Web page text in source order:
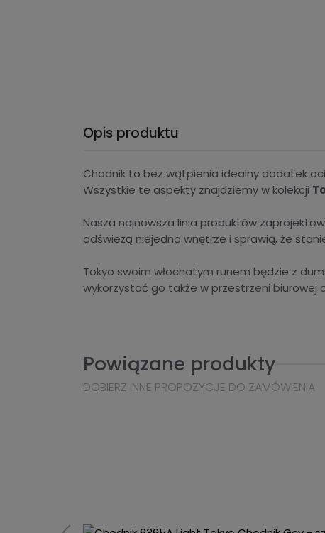
Opis produktu
Chodnik to bez wątpienia idealny dodatek
Wszystkie te aspekty znajdziemy w kolekcji
Nasza najnowsza linia produktów
odświeżą niejedno wnętrze i sprawią, że
Tokyo swoim włochatym runem będzie z
wykorzystać go także w przestrzeni biurowej
Powiązane produkty
DOBIERZ INNE PROPOZYCJE DO ZAMÓWIENIA